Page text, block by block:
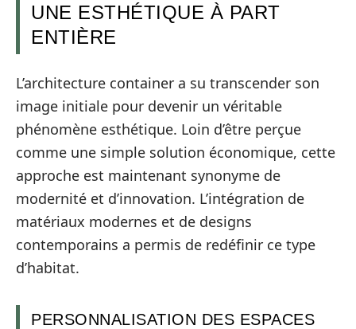
UNE ESTHÉTIQUE À PART
ENTIÈRE
L’architecture container a su transcender son
image initiale pour devenir un véritable
phénomène esthétique. Loin d’être perçue
comme une simple solution économique, cette
approche est maintenant synonyme de
modernité et d’innovation. L’intégration de
matériaux modernes et de designs
contemporains a permis de redéfinir ce type
d’habitat.
PERSONNALISATION DES ESPACES